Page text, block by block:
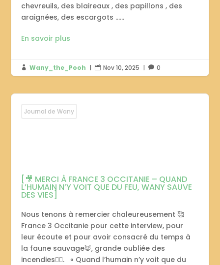
chevreuils, des blaireaux , des papillons , des
araignées, des escargots …...
En savoir plus
 Wany_the_Pooh |  Nov 10, 2025 |  0
Journal de Wany
[🎥 MERCI À FRANCE 3 OCCITANIE – QUAND
L’HUMAIN N’Y VOIT QUE DU FEU, WANY SAUVE
DES VIES]
Nous tenons à remercier chaleureusement 🥰
France 3 Occitanie pour cette interview, pour
leur écoute et pour avoir consacré du temps à
la faune sauvage🦊, grande oubliée des
incendies❤️‍🔥. « Quand l’humain n’y voit que du